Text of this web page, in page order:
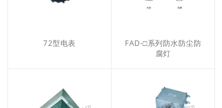
72型电表
FAD-□系列防水防尘防
腐灯